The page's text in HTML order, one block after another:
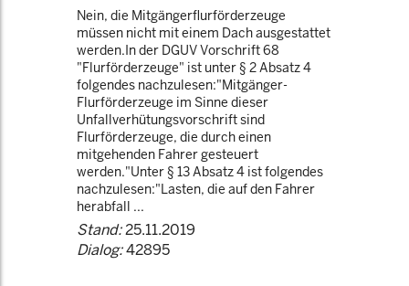
Nein, die Mitgängerflurförderzeuge
müssen nicht mit einem Dach ausgestattet
werden.In der DGUV Vorschrift 68
"Flurförderzeuge" ist unter § 2 Absatz 4
folgendes nachzulesen:"Mitgänger-
Flurförderzeuge im Sinne dieser
Unfallverhütungsvorschrift sind
Flurförderzeuge, die durch einen
mitgehenden Fahrer gesteuert
werden."Unter § 13 Absatz 4 ist folgendes
nachzulesen:"Lasten, die auf den Fahrer
herabfall ...
Stand:25.11.2019
Dialog:42895